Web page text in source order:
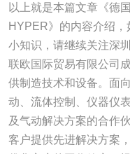
以上就是本篇文章《德国
HYPER》的内容介绍
小知识，请继续关注深
联欧国际贸易有限公司
供制造技术和设备。面
动、流体控制、仪器仪
及气动解决方案的合作
客户提供先进解决方案